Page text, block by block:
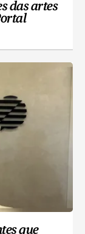
das artes
que